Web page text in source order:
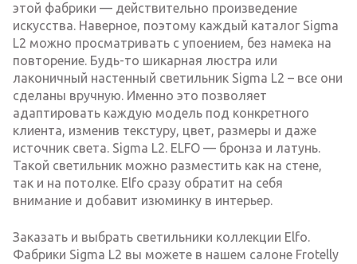
этой фабрики — действительно произведение
искусства. Наверное, поэтому каждый каталог Sigma
L2 можно просматривать с упоением, без намека на
повторение. Будь-то шикарная люстра или
лаконичный настенный светильник Sigma L2 – все они
сделаны вручную. Именно это позволяет
адаптировать каждую модель под конкретного
клиента, изменив текстуру, цвет, размеры и даже
источник света. Sigma L2. ELFO — бронза и латунь.
Такой светильник можно разместить как на стене,
так и на потолке. Elfo сразу обратит на себя
внимание и добавит изюминку в интерьер.
Заказать и выбрать светильники коллекции Elfo.
Фабрики Sigma L2 вы можете в нашем салоне Frotelly